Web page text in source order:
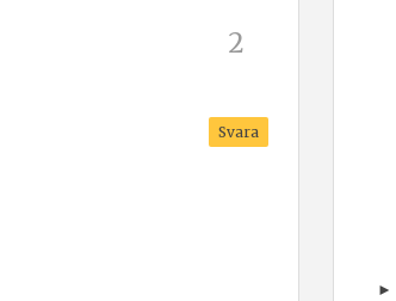
Svara
►